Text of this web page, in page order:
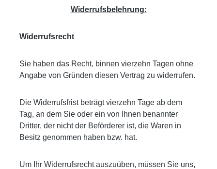
Widerrufsbelehrung:
Widerrufsrecht
Sie haben das Recht, binnen vierzehn Tagen ohne
Angabe von Gründen diesen Vertrag zu widerrufen.
Die Widerrufsfrist beträgt vierzehn Tage ab dem
Tag, an dem Sie oder ein von Ihnen benannter
Dritter, der nicht der Beförderer ist, die Waren in
Besitz genommen haben bzw. hat.
Um Ihr Widerrufsrecht auszuüben, müssen Sie uns,